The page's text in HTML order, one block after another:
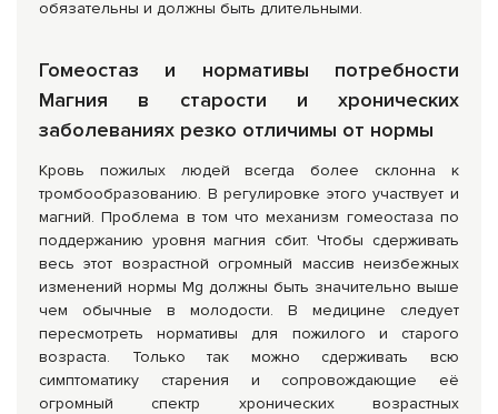
обязательны и должны быть длительными.
Гомеостаз и нормативы потребности
Магния в старости и хронических
заболеваниях резко отличимы от нормы
Кровь пожилых людей всегда более склонна к
тромбообразованию. В регулировке этого участвует и
магний. Проблема в том что механизм гомеостаза по
поддержанию уровня магния сбит. Чтобы сдерживать
весь этот возрастной огромный массив неизбежных
изменений нормы Mg должны быть значительно выше
чем обычные в молодости. В медицине следует
пересмотреть нормативы для пожилого и старого
возраста. Только так можно сдерживать всю
симптоматику старения и сопровождающие её
огромный спектр хронических возрастных